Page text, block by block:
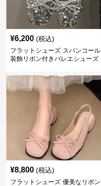
¥6,200 (税込)
フラットシューズ スパンコール
装飾リボン付きバレエシューズ
¥8,800 (税込)
フラットシューズ 優美なリボン